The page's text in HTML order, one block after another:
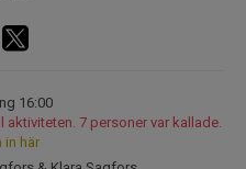
16:00
7 personer var kallade.
in här